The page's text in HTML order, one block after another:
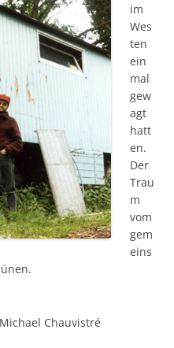
im
Wes
ten
ein
mal
gew
agt
hatt
en.
Der
Trau
m
vom
gem
eins
Chauvistré